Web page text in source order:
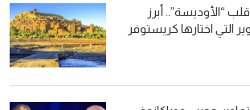
“الأوديسة”.. أبرز
التي اختارها كريستوفر